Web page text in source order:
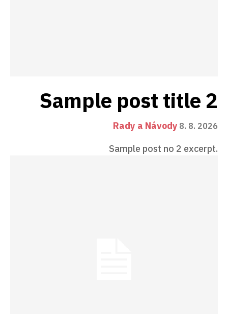
Sample post title 2
Rady a Návody 8. 8. 2026
Sample post no 2 excerpt.